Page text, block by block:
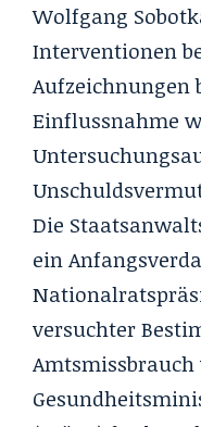
Wolfgang
Interventionen
Aufzeichnungen
Einflussnahme
Die
ein
versuchter